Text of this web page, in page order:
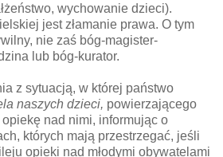
wychowanie dzieci).
jest złamanie prawa. O tym
nie zaś bóg-magister-
lub bóg-kurator.
z sytuacją, w której państwo
naszych dzieci, powierzającego
nad nimi, informując o
których mają przestrzegać, jeśli
opieki nad młodymi obywatelami